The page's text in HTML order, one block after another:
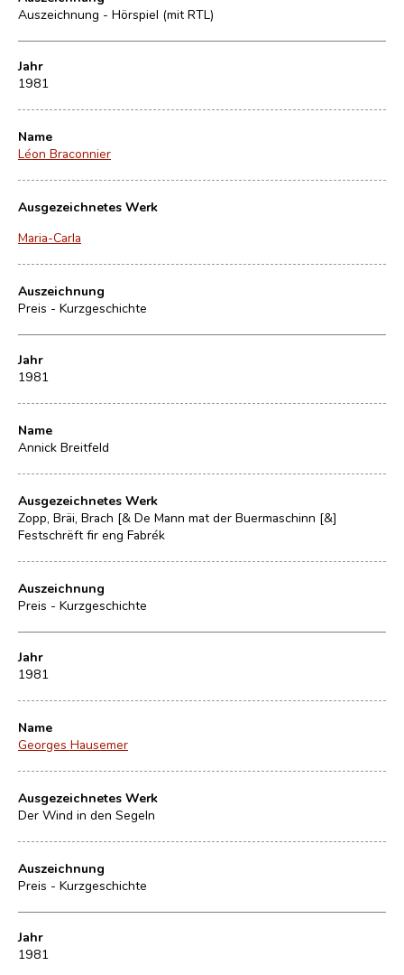
Auszeichnung - Hörspiel (mit RTL)
Jahr
1981
Name
Léon Braconnier
Ausgezeichnetes Werk
Maria-Carla
Auszeichnung
Preis - Kurzgeschichte
Jahr
1981
Name
Annick Breitfeld
Ausgezeichnetes Werk
Zopp, Bräi, Brach [& De Mann mat der Buermaschinn [&]
Festschrëft fir eng Fabrék
Auszeichnung
Preis - Kurzgeschichte
Jahr
1981
Name
Georges Hausemer
Ausgezeichnetes Werk
Der Wind in den Segeln
Auszeichnung
Preis - Kurzgeschichte
Jahr
1981